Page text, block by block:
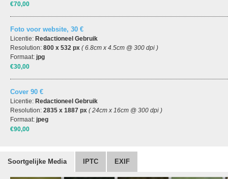
€70,00
Foto voor website, 30 €
Licentie: Redactioneel Gebruik
Resolution: 800 x 532 px ( 6.8cm x 4.5cm @ 300 dpi )
Formaat: jpg
€30,00
Cover 90 €
Licentie: Redactioneel Gebruik
Resolution: 2835 x 1887 px ( 24cm x 16cm @ 300 dpi )
Formaat: jpeg
€90,00
Soortgelijke Media IPTC EXIF